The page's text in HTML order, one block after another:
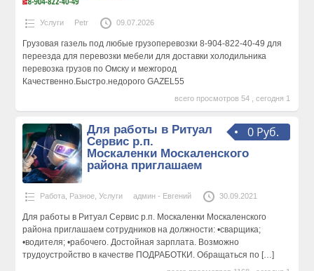
Услуги Petr 09.07.2026
Грузовая газель под любые грузоперевозки 8-904-822-40-49 для
переезда для перевозки мебели для доставки холодильника
перевозка грузов по Омску и межгород
Качественно.Быстро.недорого GAZEL55
всего просмотров 54 , сегодня 1
0 Руб.
Для работы в Ритуал
Сервис р.п.
Москаленки Москаленского
района приглашаем
Работа Разное, Услуги админ - Евгений 30.09.2021
Для работы в Ритуал Сервис р.п. Москаленки Москаленского
района приглашаем сотрудников на должности: •сварщика;
•водителя; •рабочего. Достойная зарплата. Возможно
трудоустройство в качестве ПОДРАБОТКИ. Обращаться по […]